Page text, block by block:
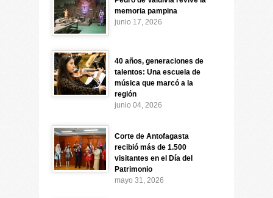
memoria pampina
junio 17, 2026
40 años, generaciones de
talentos: Una escuela de
música que marcó a la
región
junio 04, 2026
Corte de Antofagasta
recibió más de 1.500
visitantes en el Día del
Patrimonio
mayo 31, 2026